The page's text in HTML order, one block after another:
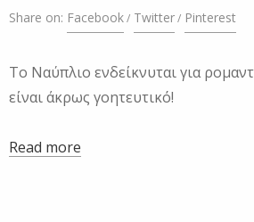
Share on: Facebook Twitter Pinterest
Το Ναύπλιο ενδείκνυται για
είναι άκρως γοητευτικό!
Read more